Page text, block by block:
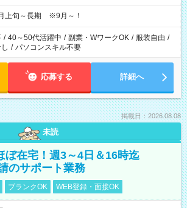
上旬～長期 ※9月～！
/ 40～50代活躍中 / 副業・WワークOK / 服装自由 /
/ パソコンスキル不要
応募する 詳細へ
掲載日：2026.08.08
未読
ぼ在宅！週3～4日＆16時迄
のサポート業務
ブランクOK WEB登録・面接OK